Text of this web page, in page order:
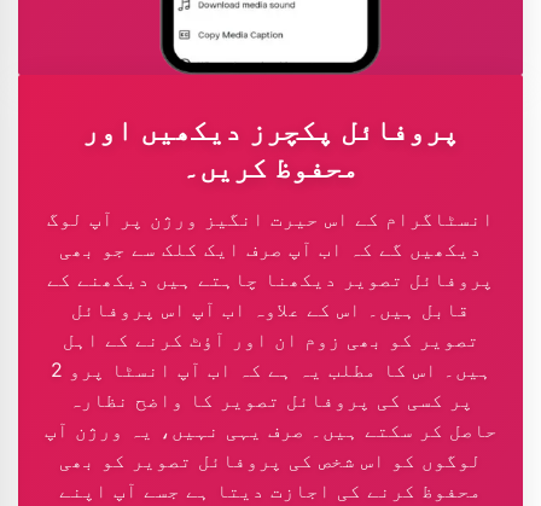
پروفائل پکچرز دیکھیں اور
محفوظ کریں۔
انسٹاگرام کے اس حیرت انگیز ورژن پر آپ لوگ
دیکھیں گے کہ اب آپ صرف ایک کلک سے جو بھی
پروفائل تصویر دیکھنا چاہتے ہیں دیکھنے کے
قابل ہیں۔ اس کے علاوہ اب آپ اس پروفائل
تصویر کو بھی زوم ان اور آؤٹ کرنے کے اہل
ہیں۔ اس کا مطلب یہ ہے کہ اب آپ انسٹا پرو 2
پر کسی کی پروفائل تصویر کا واضح نظارہ
حاصل کر سکتے ہیں۔ صرف یہی نہیں، یہ ورژن آپ
لوگوں کو اس شخص کی پروفائل تصویر کو بھی
محفوظ کرنے کی اجازت دیتا ہے جسے آپ اپنے